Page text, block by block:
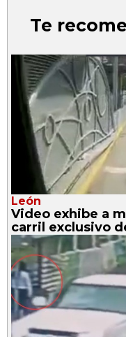
Te
León
Video exhibe a
carril exclusivo